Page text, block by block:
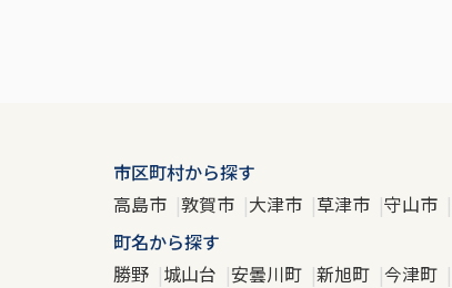
市区町村から探す
高島市 敦賀市 大津市 草津市 守山市
町名から探す
勝野 城山台 安曇川町 新旭町 今津町